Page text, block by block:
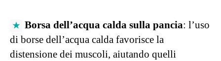
Borsa dell’acqua calda sulla pancia: l’uso
di borse dell’acqua calda favorisce la
distensione dei muscoli, aiutando quelli